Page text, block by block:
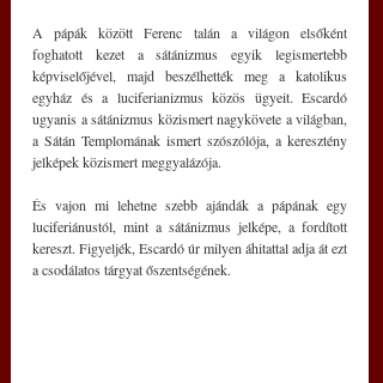
A pápák között Ferenc talán a világon elsőként
foghatott kezet a sátánizmus egyik legismertebb
képviselőjével, majd beszélhették meg a katolikus
egyház és a luciferianizmus közös ügyeit. Escardó
ugyanis a sátánizmus közismert nagykövete a világban,
a Sátán Templomának ismert szószólója, a keresztény
jelképek közismert meggyalázója.
És vajon mi lehetne szebb ajándák a pápának egy
luciferiánustól, mint a sátánizmus jelképe, a fordított
kereszt. Figyeljék, Escardó úr milyen áhitattal adja át ezt
a csodálatos tárgyat őszentségének.